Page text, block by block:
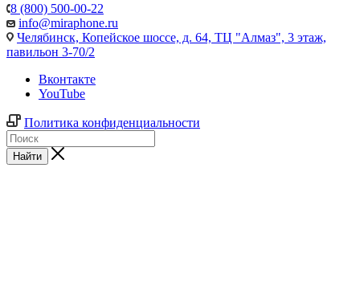
8 (800) 500-00-22
info@miraphone.ru
Челябинск, Копейское шоссе, д. 64, ТЦ "Алмаз", 3 этаж,
павильон 3-70/2
Вконтакте
YouTube
Политика конфиденциальности
Найти